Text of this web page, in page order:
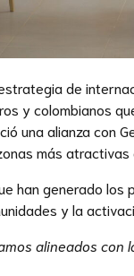
de
y colombianos
una alianza con
más atractivas
han generado
y la
alineados